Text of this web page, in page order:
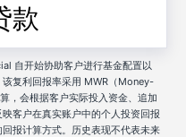
款
自开始协助客户进行基金配置以
复利回报率采用 MWR（Money-
，会根据客户实际投入资金、追加
客户在真实账户中的个人投资回报
报计算方式。历史表现不代表未来